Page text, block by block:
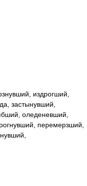
издрогший,
застынувший,
оледеневший,
перемерзший,